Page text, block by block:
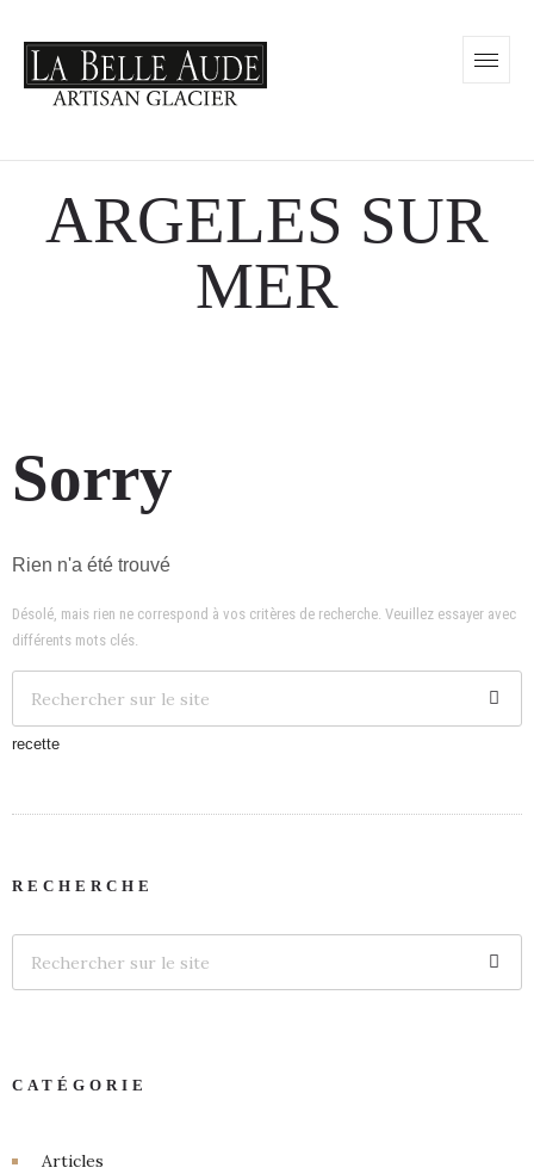
ARGELES SUR
MER
Sorry
Rien n'a été trouvé
Désolé, mais rien ne correspond à vos critères de recherche. Veuillez essayer avec
différents mots clés.
recette
RECHERCHE
CATÉGORIE
Articles